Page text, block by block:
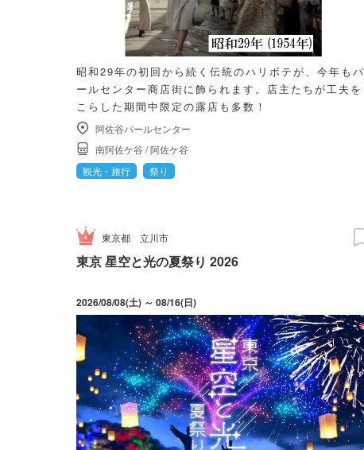
昭和29年の初回から続く伝統のハリボテが、今年もパ
ールセンター商店街に飾られます。店主たちが工夫を
こらした期間中限定の露店も多数！
阿佐谷パールセンター
南阿佐ケ谷 /阿佐ケ谷
観光・旅行
祭り
東京都 立川市
東京 星空と光の夏祭り 2026
2026/08/08(土) ～ 08/16(日)